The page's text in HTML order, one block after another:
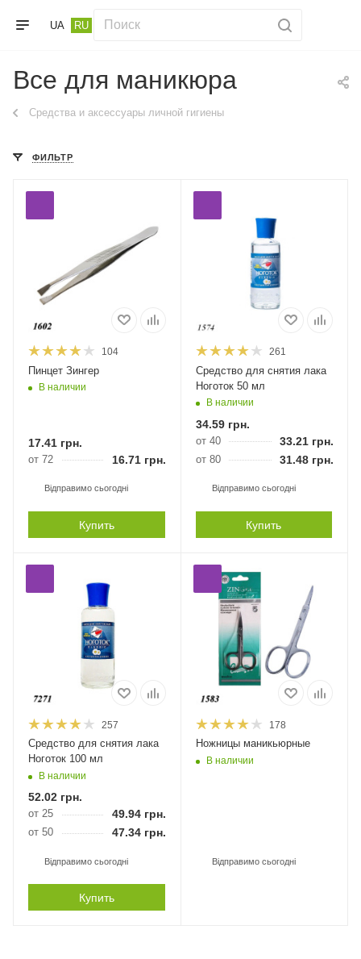
UA RU
Все для маникюра
Средства и аксессуары личной гигиены
ФИЛЬТР
104
Пинцет Зингер
В наличии
17.41 грн.
от 72 16.71 грн.
Відправимо сьогодні
Купить
261
Средство для снятия лака
Ноготок 50 мл
В наличии
34.59грн.
от 40 33.21грн.
от 80 31.48грн.
Відправимо сьогодні
Купить
257
Средство для снятия лака
Ноготок 100 мл
В наличии
52.02 грн.
от 25 49.94 грн.
от 50 47.34 грн.
Відправимо сьогодні
Купить
178
Ножницы маникьюрные
В наличии
Відправимо сьогодні